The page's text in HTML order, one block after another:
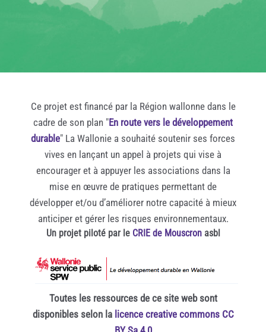
Ce projet est financé par la Région wallonne dans le
cadre de son plan "En route vers le développement
durable" La Wallonie a souhaité soutenir ses forces
vives en lançant un appel à projets qui vise à
encourager et à appuyer les associations dans la
mise en œuvre de pratiques permettant de
développer et/ou d’améliorer notre capacité à mieux
anticiper et gérer les risques environnementaux.
Un projet piloté par le CRIE de Mouscronasbl
Toutes les ressources de ce site web sont
disponibles selon la licence creative commons CC